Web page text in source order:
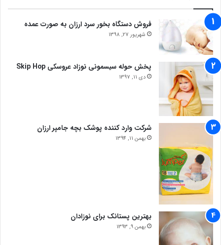
فروش دستگاه بخور سرد ارزان به صورت عمده
شهریور 27, 1398
پخش حوله سیسمونی نوزاد عروسکی Skip Hop
دی 11, 1397
شرکت وارد کننده پوشک بچه جامپر ارزان
بهمن 11, 1394
بهترین پستانک برای نوزادان
بهمن 9, 1393